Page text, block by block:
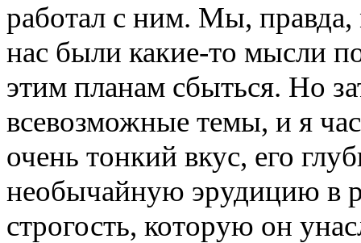
работал с ним. Мы,
нас были какие-то мысли
этим планам сбыться. Но
всевозможные темы, и я
очень тонкий вкус, его
необычайную эрудицию в
строгость, которую он